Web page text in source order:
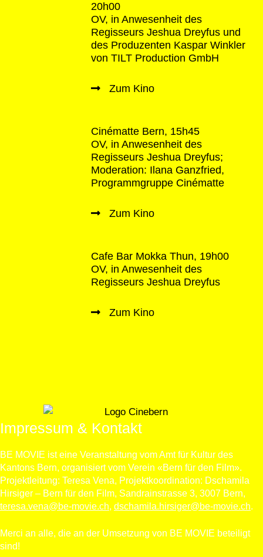
20h00
OV, in Anwesenheit des
Regisseurs Jeshua Dreyfus und
des Produzenten Kaspar Winkler
von TILT Production GmbH
Zum Kino
Cinématte Bern, 15h45
OV, in Anwesenheit des
Regisseurs Jeshua Dreyfus;
Moderation: Ilana Ganzfried,
Programmgruppe Cinématte
Zum Kino
Cafe Bar Mokka Thun, 19h00
OV, in Anwesenheit des
Regisseurs Jeshua Dreyfus
Zum Kino
Impressum & Kontakt
BE MOVIE ist eine Veranstaltung vom Amt für Kultur des
Kantons Bern, organisiert vom Verein «Bern für den Film».
Projektleitung: Teresa Vena, Projektkoordination: Dschamila
Hirsiger – Bern für den Film, Sandrainstrasse 3, 3007 Bern,
teresa.vena@be-movie.ch, dschamila.hirsiger@be-movie.ch.
Merci an alle, die an der Umsetzung von BE MOVIE beteiligt
sind!